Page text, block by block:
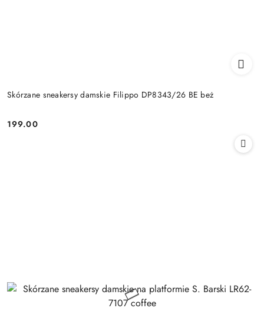
Skórzane sneakersy damskie Filippo DP8343/26 BE beż
Cena:
199.00